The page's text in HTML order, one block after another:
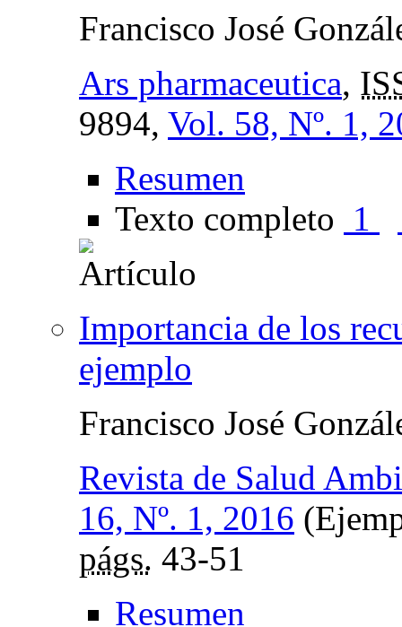
Francisco José
Ars pharmaceutica,
9894, Vol. 58, Nº. 1,
Resumen
Texto completo 1
Importancia de los
ejemplo
Francisco José
Revista de Salud
16, Nº. 1, 2016
págs. 43-51
Resumen